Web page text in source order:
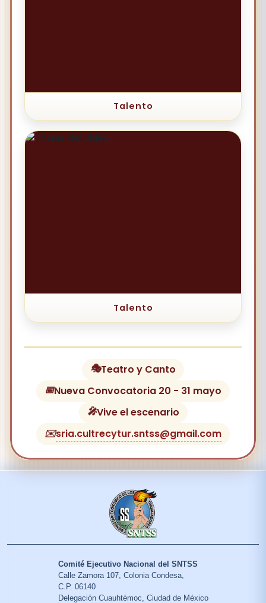
Talento
Talento
🎭Teatro y Canto
📅Nueva Convocatoria 20 - 31 mayo
🎤Vive el escenario
✉️sria.cultrecytur.sntss@gmail.com
Comité Ejecutivo Nacional del SNTSS
Calle Zamora 107, Colonia Condesa,
C.P. 06140
Delegación Cuauhtémoc, Ciudad de México